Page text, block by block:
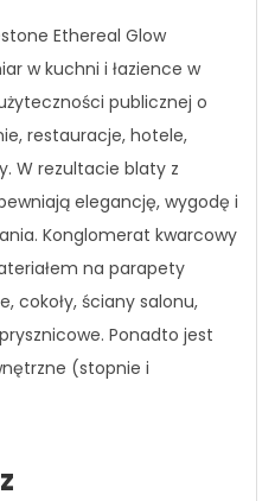
Ethereal Glow
w kuchni i łazience w
publicznej o
restauracje, hotele,
W rezultacie blaty z
elegancję, wygodę i
Konglomerat kwarcowy
na parapety
cokoły, ściany salonu,
Ponadto jest
(stopnie i